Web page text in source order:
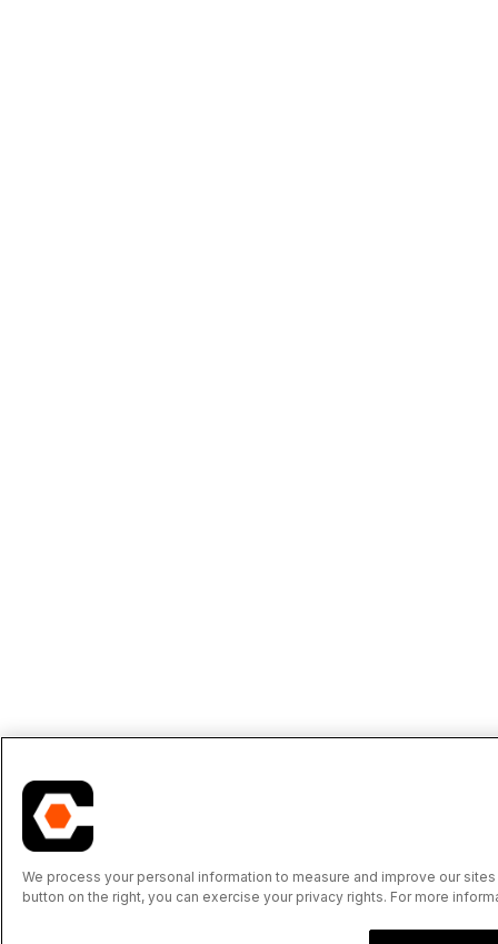
We process your personal information to measure and improve our
button on the right, you can exercise your privacy rights. For more